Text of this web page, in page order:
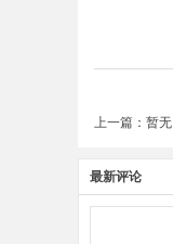
上一篇：暂无
最新评论